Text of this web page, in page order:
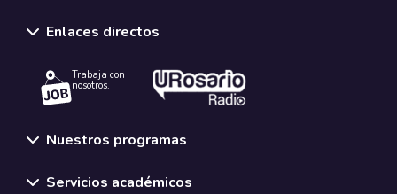
Enlaces directos
Trabaja con
nosotros.
Nuestros programas
Servicios académicos